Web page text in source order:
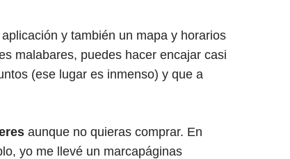
y también un mapa y horarios
malabares, puedes hacer encajar casi
(ese lugar es inmenso) y que a
aunque no quieras comprar. En
yo me llevé un marcapáginas